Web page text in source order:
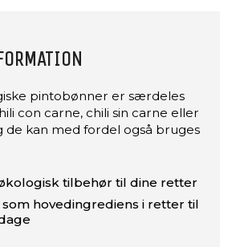
pintobønner er særdeles
con carne, chili sin carne eller
de kan med fordel også bruges
tilbehør til dine retter
hovedingrediens i retter til